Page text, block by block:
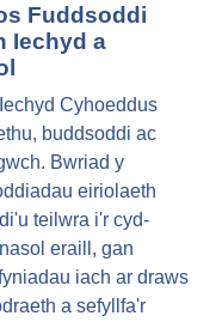
Fuddsoddi
Iechyd a
Cyhoeddus
buddsoddi ac
Bwriad y
eiriolaeth
teilwra i'r cyd-
eraill, gan
iach ar draws
a sefyllfa'r